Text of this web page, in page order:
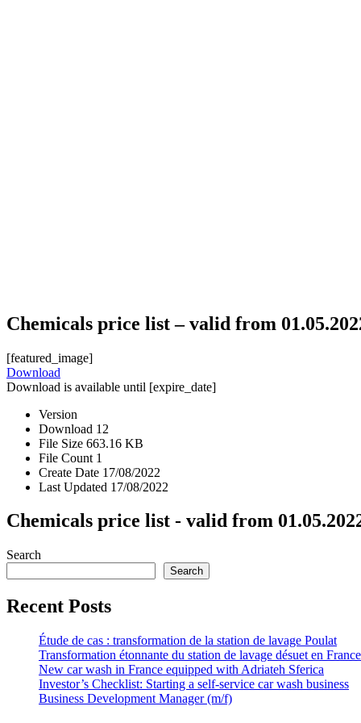
Chemicals price list – valid from
[featured_image]
Download
Download is available until [expire_date]
Version
Download 12
File Size 663.16 KB
File Count 1
Create Date 17/08/2022
Last Updated 17/08/2022
Chemicals price list - valid from
Search
Search
Recent Posts
Étude de cas : transformation de la station de lavage Poulat
Transformation étonnante du station de lavage désuet en France
New car wash in France equipped with Adriateh Sferica
Investor’s Checklist: Starting a self-service car wash business
Business Development Manager (m/f)